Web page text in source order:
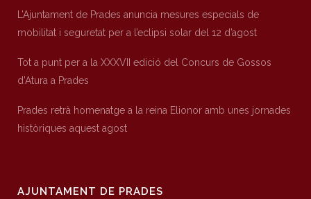
L’Ajuntament de Prades anuncia mesures especials de
mobilitat i seguretat per a l’eclipsi solar del 12 d’agost
Tot a punt per a la XXXVII edició del Concurs de Gossos
d’Atura a Prades
Prades retrà homenatge a la reina Elionor amb unes jornades
històriques aquest agost
AJUNTAMENT DE PRADES